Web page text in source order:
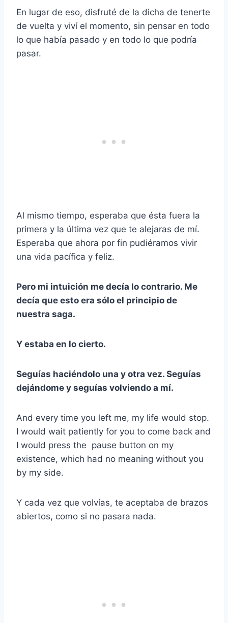
En lugar de eso, disfruté de la dicha de tenerte
de vuelta y viví el momento, sin pensar en todo
lo que había pasado y en todo lo que podría
pasar.
Al mismo tiempo, esperaba que ésta fuera la
primera y la última vez que te alejaras de mí.
Esperaba que ahora por fin pudiéramos vivir
una vida pacífica y feliz.
Pero mi intuición me decía lo contrario. Me
decía que esto era sólo el principio de
nuestra saga.
Y estaba en lo cierto.
Seguías haciéndolo una y otra vez. Seguías
dejándome y seguías volviendo a mí.
And every time you left me, my life would stop.
I would wait patiently for you to come back and
I would press the pause button on my
existence, which had no meaning without you
by my side.
Y cada vez que volvías, te aceptaba de brazos
abiertos, como si no pasara nada.